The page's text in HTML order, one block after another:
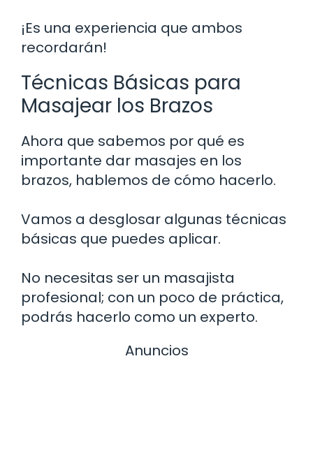
¡Es una experiencia que ambos
recordarán!
Técnicas Básicas para
Masajear los Brazos
Ahora que sabemos por qué es
importante dar masajes en los
brazos, hablemos de cómo hacerlo.
Vamos a desglosar algunas técnicas
básicas que puedes aplicar.
No necesitas ser un masajista
profesional; con un poco de práctica,
podrás hacerlo como un experto.
Anuncios